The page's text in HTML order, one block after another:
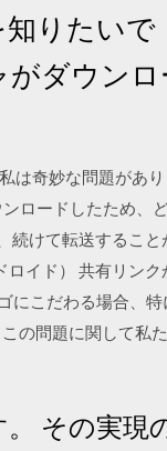
知りたいで
ダウンロ
は奇妙な問題があり
ロードしたため、
続けて転送すること
イド） 共有リンク
にこだわる場合、特
の問題に関して私
その実現